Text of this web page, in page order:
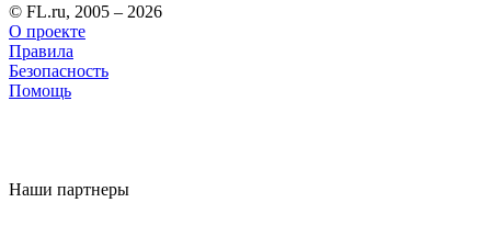
© FL.ru, 2005 – 2026
О проекте
Правила
Безопасность
Помощь
Наши партнеры